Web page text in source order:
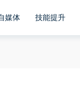
媒体 技能提升